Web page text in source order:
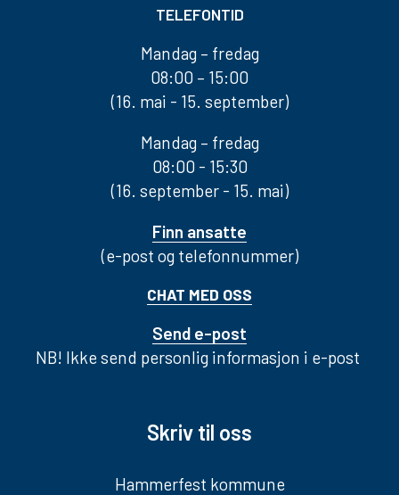
TELEFONTID
Mandag – fredag
08:00 – 15:00
(16. mai - 15. september)
Mandag – fredag
08:00 - 15:30
(16. september - 15. mai)
Finn ansatte
(e-post og telefonnummer)
CHAT MED OSS
Send e-post
NB! Ikke send personlig informasjon i e-post
Skriv til oss
Hammerfest kommune